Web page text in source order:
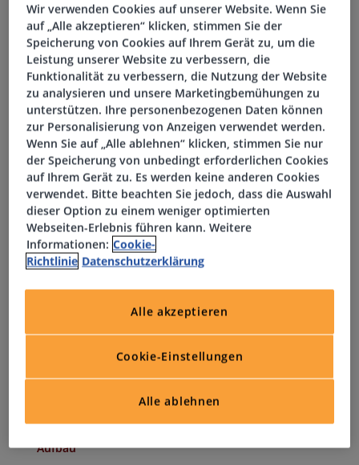
30 Tage Urlaub
Provision ohne Top Stop
Moderne Büroräumlichkeiten
Zentrale Lage
Gesundheits- und Fitnessangebote
Option auf Homeoffice
...und vieles mehr!
Aufgaben
Verantwortung von der Auftragsakquise bis zum
Aufbau
Wir verwenden Cookies auf unserer Website. Wenn Sie
auf „Alle akzeptieren“ klicken, stimmen Sie der
Speicherung von Cookies auf Ihrem Gerät zu, um die
Leistung unserer Website zu verbessern, die
Funktionalität zu verbessern, die Nutzung der Website
zu analysieren und unsere Marketingbemühungen zu
unterstützen. Ihre personenbezogenen Daten können
zur Personalisierung von Anzeigen verwendet werden.
Wenn Sie auf „Alle ablehnen“ klicken, stimmen Sie nur
der Speicherung von unbedingt erforderlichen Cookies
auf Ihrem Gerät zu. Es werden keine anderen Cookies
verwendet. Bitte beachten Sie jedoch, dass die Auswahl
dieser Option zu einem weniger optimierten
Webseiten-Erlebnis führen kann. Weitere
Informationen: Cookie-
Richtlinie Datenschutzerklärung
Cookie-Einstellungen
Alle ablehnen
Alle akzeptieren